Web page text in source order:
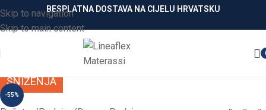
Skip to navigation
Skip to main content
BESPLATNA DOSTAVA NA CIJELU HRVATSKU
-55%
SNIŽENJA